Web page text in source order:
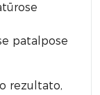
patalpose
rezultato,